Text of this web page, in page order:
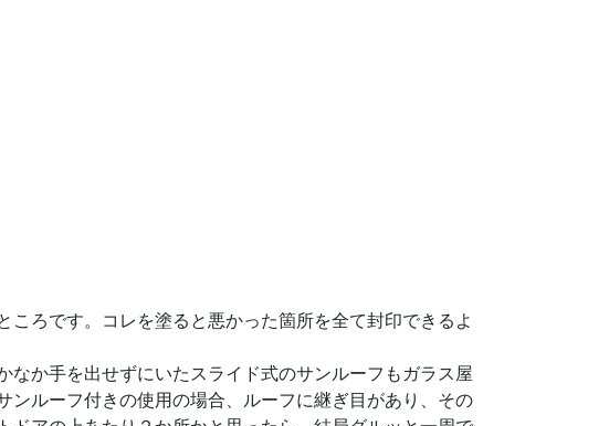
ろです。コレを塗ると悪かった箇所を全て封印できるよ
か手を出せずにいたスライド式のサンルーフもガラス屋
ルーフ付きの使用の場合、ルーフに継ぎ目があり、その